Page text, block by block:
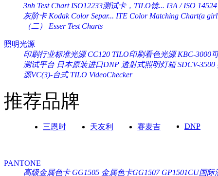
3nh Test Chart ISO12233测试卡，TILO镜... I3A / ISO
灰阶卡 Kodak Color Separ... ITE Color Matching Chart(a
（二） Esser Test Charts
照明光源
印刷行业标准光源 CC120 TILO印刷看色光源 KBC-3000
测试平台 日本原装进口DNP 透射式照明灯箱 SDCV-3500
源VC(3)-台式 TILO VideoChecker
推荐品牌
三恩时 天友利 赛麦吉 DNP
PANTONE
高级金属色卡 GG1505 金属色卡GG1507 GP1501CU国